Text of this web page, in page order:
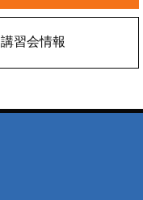
講習会情報